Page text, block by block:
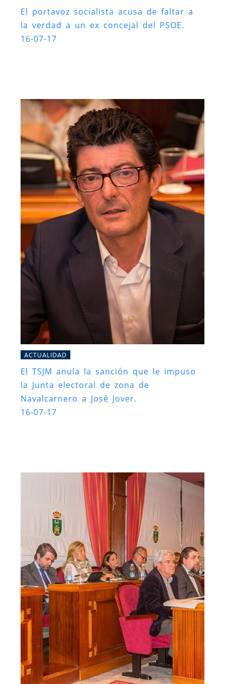
El portavoz socialista acusa de faltar a
la verdad a un ex concejal del PSOE.
16-07-17
ACTUALIDAD
El TSJM anula la sanción que le impuso
la Junta electoral de zona de
Navalcarnero a José Jover.
16-07-17